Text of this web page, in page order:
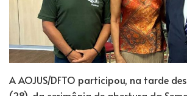
A AOJUS/DFTO participou, na tarde